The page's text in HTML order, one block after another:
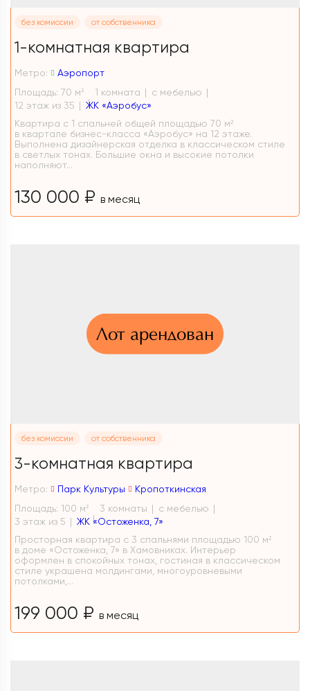
без комиссии от собственника
1-комнатная квартира
Метро:
Аэропорт
Площадь: 70 м 2 1 комната
с мебелью
12 этаж из 35
ЖК «Аэробус»
Квартира с 1 спальней общей площадью 70 м²
в квартале бизнес-класса «Аэробус» на 12 этаже.
Выполнена дизайнерская отделка в классическом стиле
в светлых тонах. Большие окна и высокие потолки
наполняют...
130 000 ₽ в месяц
Лот арендован
без комиссии от собственника
3-комнатная квартира
Метро: Парк Культуры
Кропоткинская
Площадь: 100 м 2 3 комнаты
с мебелью
3 этаж из 5
ЖК «Остоженка, 7»
Просторная квартира с 3 спальнями площадью 100 м²
в доме «Остоженка, 7» в Хамовниках. Интерьер
оформлен в спокойных тонах, гостиная в классическом
стиле украшена молдингами, многоуровневыми
потолками,...
199 000 ₽ в месяц